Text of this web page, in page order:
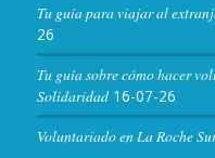
Tu guía para viajar al
26
Tu guía sobre cómo hacer
Solidaridad 16-07-26
Voluntariado en La Roche